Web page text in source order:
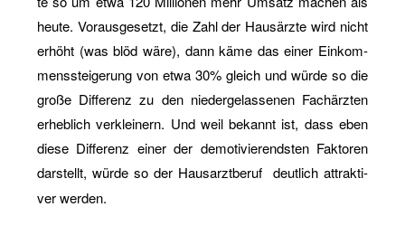
heute. Vor­aus­ge­setzt, die Zahl der Haus­ärz­te wird nicht
er­höht (was blöd wäre), dann käme das einer Ein­kom­
mens­stei­ge­rung von etwa 30% gleich und würde so die
große Dif­fe­renz zu den nie­der­ge­las­se­nen Fach­ärz­ten
er­heb­lich ver­klei­nern. Und weil be­kannt ist, dass eben
diese Dif­fe­renz einer der de­mo­ti­vie­rends­ten Fak­to­ren
dar­stellt, würde so der Haus­arzt­be­ruf deut­lich at­trak­ti­
ver wer­den.